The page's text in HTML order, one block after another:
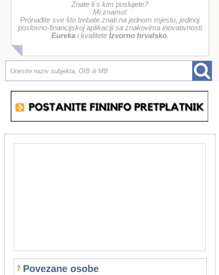
Znate li s kim poslujete?
Mi znamo!
Pronađite sve što trebate znati na jednom mjestu, jedinoj
poslovno-financijskoj aplikaciji sa znakovima inovativnosti
Eurekai kvalitete Izvorno hrvatsko.
Povezane osobe